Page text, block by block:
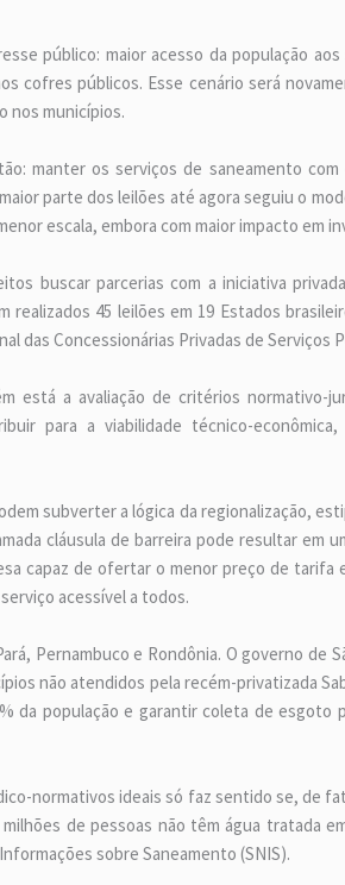
público: maior acesso da população
cofres públicos. Esse cenário será
nos municípios.
manter os serviços de saneamento
parte dos leilões até agora seguiu o
escala, embora com maior impacto em
buscar parcerias com a iniciativa
45 leilões em 19 Estados
das Concessionárias Privadas de Serviços
está a avaliação de critérios normativo-
para a viabilidade técnico-
subverter a lógica da regionalização,
cláusula de barreira pode resultar em
capaz de ofertar o menor preço de
acessível a todos.
Pernambuco e Rondônia. O governo de
não atendidos pela recém-privatizada
da população e garantir coleta de esgoto
normativos ideais só faz sentido se, de
de pessoas não têm água tratada
sobre Saneamento (SNIS).